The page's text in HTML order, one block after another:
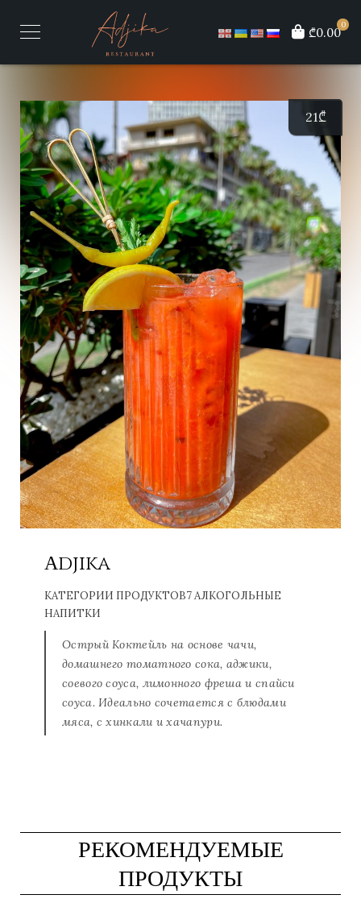
0
₾0.00
Аdjika
КАТЕГОРИИ ПРОДУКТОВ7 АЛКОГОЛЬНЫЕ
НАПИТКИ
Острый Коктейль на основе чачи,
домашнего томатного сока, аджики,
соевого соуса, лимонного фреша и спайси
соуса. Идеально сочетается с блюдами
мяса, с хинкали и хачапури.
21₾
РЕКОМЕНДУЕМЫЕ
ПРОДУКТЫ